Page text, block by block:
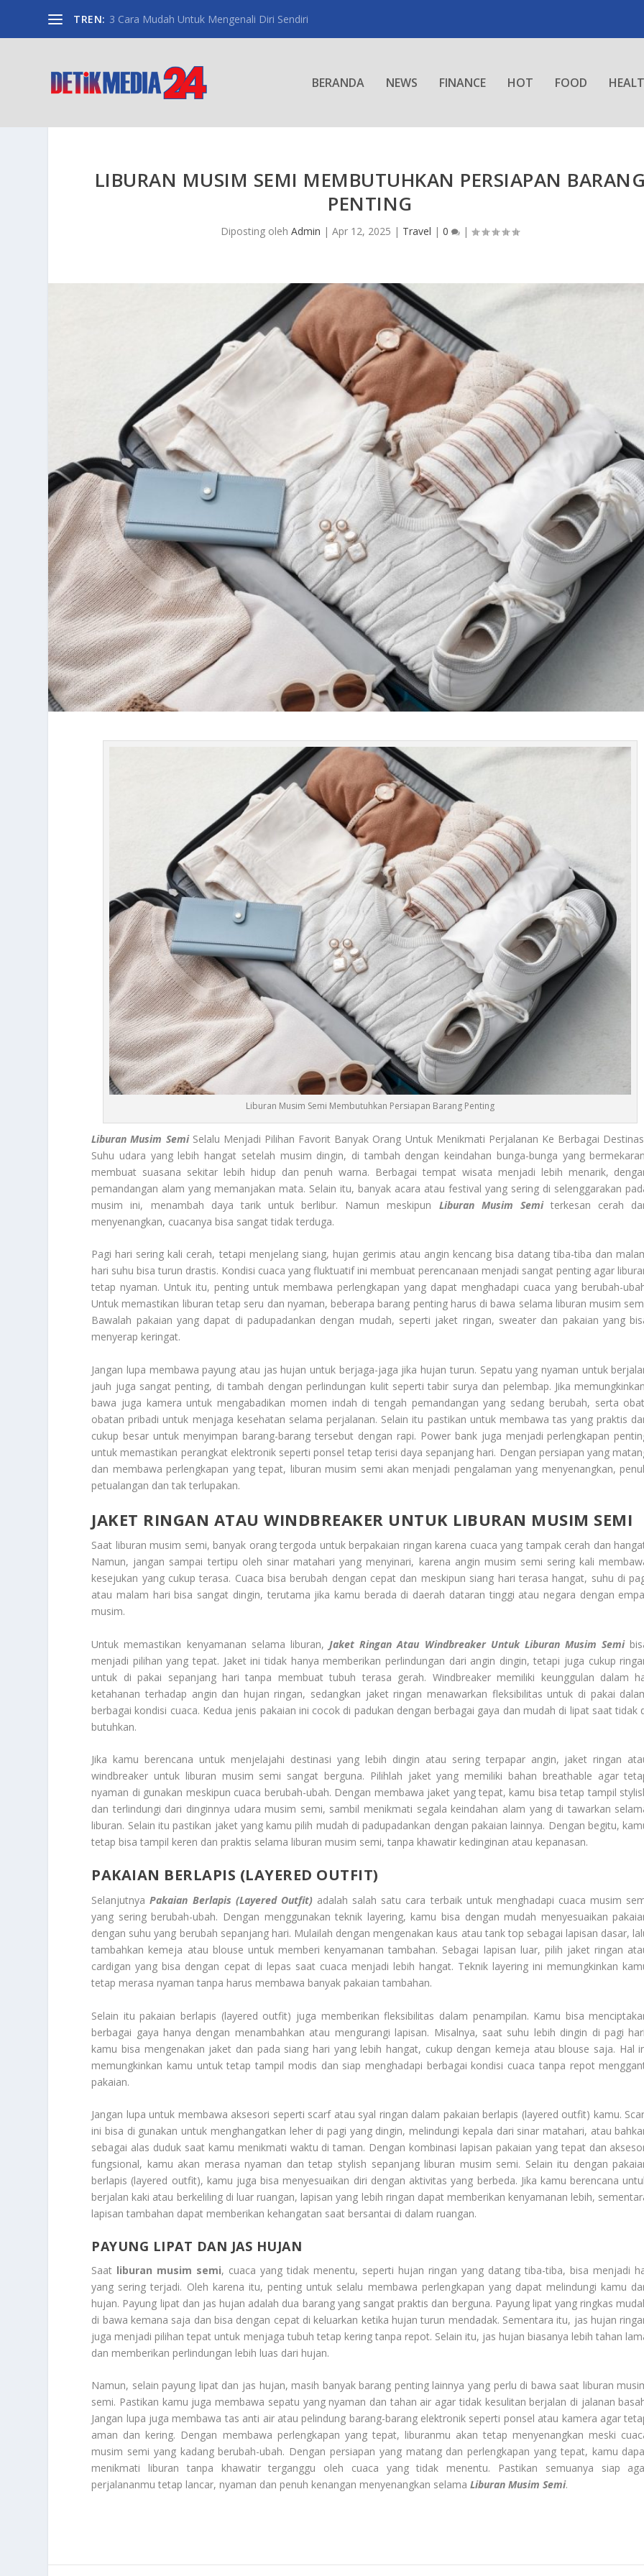
TREN: 3 Cara Mudah Untuk Mengenali Diri Sendiri
BERANDA NEWS FINANCE HOT FOOD
LIBURAN MUSIM SEMI MEMBUTUHKAN PERSIAPAN BARANG
PENTING
Diposting olehAdmin |Apr 12, 2025 | Travel |0 |
Liburan Musim Semi Membutuhkan Persiapan Barang Penting
Liburan Musim SemiSelalu Menjadi Pilihan Favorit Banyak Orang Untuk Menikmati Perjalanan Ke Berbagai
Suhu udara yang lebih hangat setelah musim dingin, di tambah dengan keindahan bunga-bunga yang
membuat suasana sekitar lebih hidup dan penuh warna. Berbagai tempat wisata menjadi lebih menarik,
pemandangan alam yang memanjakan mata. Selain itu, banyak acara atau festival yang sering di selenggarakan
musim ini, menambah daya tarik untuk berlibur. Namun meskipun Liburan Musim Semiterkesan cerah
menyenangkan, cuacanya bisa sangat tidak terduga.
Pagi hari sering kali cerah, tetapi menjelang siang, hujan gerimis atau angin kencang bisa datang tiba-tiba dan
hari suhu bisa turun drastis. Kondisi cuaca yang fluktuatif ini membuat perencanaan menjadi sangat penting agar
tetap nyaman. Untuk itu, penting untuk membawa perlengkapan yang dapat menghadapi cuaca yang berubah-
Untuk memastikan liburan tetap seru dan nyaman, beberapa barang penting harus di bawa selama liburan musim
Bawalah pakaian yang dapat di padupadankan dengan mudah, seperti jaket ringan, sweater dan pakaian yang
menyerap keringat.
Jangan lupa membawa payung atau jas hujan untuk berjaga-jaga jika hujan turun. Sepatu yang nyaman untuk
jauh juga sangat penting, di tambah dengan perlindungan kulit seperti tabir surya dan pelembap. Jika
bawa juga kamera untuk mengabadikan momen indah di tengah pemandangan yang sedang berubah, serta
obatan pribadi untuk menjaga kesehatan selama perjalanan. Selain itu pastikan untuk membawa tas yang praktis
cukup besar untuk menyimpan barang-barang tersebut dengan rapi. Power bank juga menjadi perlengkapan
untuk memastikan perangkat elektronik seperti ponsel tetap terisi daya sepanjang hari. Dengan persiapan yang
dan membawa perlengkapan yang tepat, liburan musim semi akan menjadi pengalaman yang menyenangkan,
petualangan dan tak terlupakan.
JAKET RINGAN ATAU WINDBREAKER UNTUK LIBURAN MUSIM SEMI
Saat liburan musim semi, banyak orang tergoda untuk berpakaian ringan karena cuaca yang tampak cerah dan
Namun, jangan sampai tertipu oleh sinar matahari yang menyinari, karena angin musim semi sering kali
kesejukan yang cukup terasa. Cuaca bisa berubah dengan cepat dan meskipun siang hari terasa hangat, suhu di
atau malam hari bisa sangat dingin, terutama jika kamu berada di daerah dataran tinggi atau negara dengan
musim.
Untuk memastikan kenyamanan selama liburan, Jaket Ringan Atau Windbreaker Untuk Liburan Musim Semi
menjadi pilihan yang tepat. Jaket ini tidak hanya memberikan perlindungan dari angin dingin, tetapi juga cukup
untuk di pakai sepanjang hari tanpa membuat tubuh terasa gerah. Windbreaker memiliki keunggulan dalam
ketahanan terhadap angin dan hujan ringan, sedangkan jaket ringan menawarkan fleksibilitas untuk di pakai
berbagai kondisi cuaca. Kedua jenis pakaian ini cocok di padukan dengan berbagai gaya dan mudah di lipat saat tidak
butuhkan.
Jika kamu berencana untuk menjelajahi destinasi yang lebih dingin atau sering terpapar angin, jaket ringan
windbreaker untuk liburan musim semi sangat berguna. Pilihlah jaket yang memiliki bahan breathable agar
nyaman di gunakan meskipun cuaca berubah-ubah. Dengan membawa jaket yang tepat, kamu bisa tetap tampil
dan terlindungi dari dinginnya udara musim semi, sambil menikmati segala keindahan alam yang di tawarkan
liburan. Selain itu pastikan jaket yang kamu pilih mudah di padupadankan dengan pakaian lainnya. Dengan begitu,
tetap bisa tampil keren dan praktis selama liburan musim semi, tanpa khawatir kedinginan atau kepanasan.
PAKAIAN BERLAPIS (LAYERED OUTFIT)
Selanjutnya Pakaian Berlapis (Layered Outfit)adalah salah satu cara terbaik untuk menghadapi cuaca musim
yang sering berubah-ubah. Dengan menggunakan teknik layering, kamu bisa dengan mudah menyesuaikan
dengan suhu yang berubah sepanjang hari. Mulailah dengan mengenakan kaus atau tank top sebagai lapisan dasar,
tambahkan kemeja atau blouse untuk memberi kenyamanan tambahan. Sebagai lapisan luar, pilih jaket ringan
cardigan yang bisa dengan cepat di lepas saat cuaca menjadi lebih hangat. Teknik layering ini memungkinkan
tetap merasa nyaman tanpa harus membawa banyak pakaian tambahan.
Selain itu pakaian berlapis (layered outfit) juga memberikan fleksibilitas dalam penampilan. Kamu bisa
berbagai gaya hanya dengan menambahkan atau mengurangi lapisan. Misalnya, saat suhu lebih dingin di pagi
kamu bisa mengenakan jaket dan pada siang hari yang lebih hangat, cukup dengan kemeja atau blouse saja. Hal
memungkinkan kamu untuk tetap tampil modis dan siap menghadapi berbagai kondisi cuaca tanpa repot
pakaian.
Jangan lupa untuk membawa aksesori seperti scarf atau syal ringan dalam pakaian berlapis (layered outfit) kamu.
ini bisa di gunakan untuk menghangatkan leher di pagi yang dingin, melindungi kepala dari sinar matahari, atau
sebagai alas duduk saat kamu menikmati waktu di taman. Dengan kombinasi lapisan pakaian yang tepat dan
fungsional, kamu akan merasa nyaman dan tetap stylish sepanjang liburan musim semi. Selain itu dengan
berlapis (layered outfit), kamu juga bisa menyesuaikan diri dengan aktivitas yang berbeda. Jika kamu berencana
berjalan kaki atau berkeliling di luar ruangan, lapisan yang lebih ringan dapat memberikan kenyamanan lebih,
lapisan tambahan dapat memberikan kehangatan saat bersantai di dalam ruangan.
PAYUNG LIPAT DAN JAS HUJAN
Saat liburan musim semi, cuaca yang tidak menentu, seperti hujan ringan yang datang tiba-tiba, bisa menjadi
yang sering terjadi. Oleh karena itu, penting untuk selalu membawa perlengkapan yang dapat melindungi kamu
hujan. Payung lipat dan jas hujan adalah dua barang yang sangat praktis dan berguna. Payung lipat yang ringkas
di bawa kemana saja dan bisa dengan cepat di keluarkan ketika hujan turun mendadak. Sementara itu, jas hujan
juga menjadi pilihan tepat untuk menjaga tubuh tetap kering tanpa repot. Selain itu, jas hujan biasanya lebih tahan
dan memberikan perlindungan lebih luas dari hujan.
Namun, selain payung lipat dan jas hujan, masih banyak barang penting lainnya yang perlu di bawa saat liburan
semi. Pastikan kamu juga membawa sepatu yang nyaman dan tahan air agar tidak kesulitan berjalan di jalanan
Jangan lupa juga membawa tas anti air atau pelindung barang-barang elektronik seperti ponsel atau kamera agar
aman dan kering. Dengan membawa perlengkapan yang tepat, liburanmu akan tetap menyenangkan meski
musim semi yang kadang berubah-ubah. Dengan persiapan yang matang dan perlengkapan yang tepat, kamu
menikmati liburan tanpa khawatir terganggu oleh cuaca yang tidak menentu. Pastikan semuanya siap
perjalananmu tetap lancar, nyaman dan penuh kenangan menyenangkan selamaLiburan Musim Semi.